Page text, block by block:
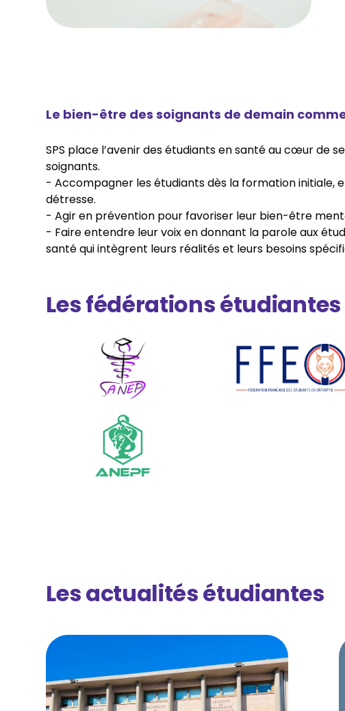
Le bien-être des soignants de demain
SPS place l’avenir des étudiants en santé au cœur de
soignants.
- Accompagner les étudiants dès la formation initiale,
détresse.
- Agir en prévention pour favoriser leur bien-être
- Faire entendre leur voix en donnant la parole aux
santé qui intègrent leurs réalités et leurs besoins
Les fédérations
Les actualités étudiantes